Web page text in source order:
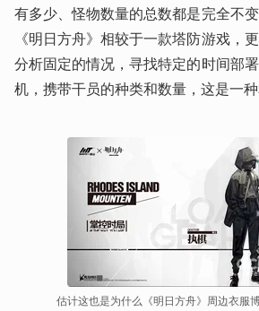
有多少、怪物数量的总数都是完全不
《明日方舟》相较于一款塔防游戏，
分析固定的情况，寻找特定的时间部
机，携带干员的种类和数量，这是一种
估计这也是为什么《明日方舟》周边衣服